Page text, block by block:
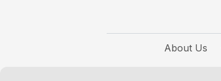
About Us